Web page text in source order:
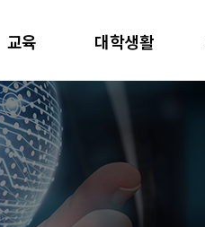
교육 대학생활